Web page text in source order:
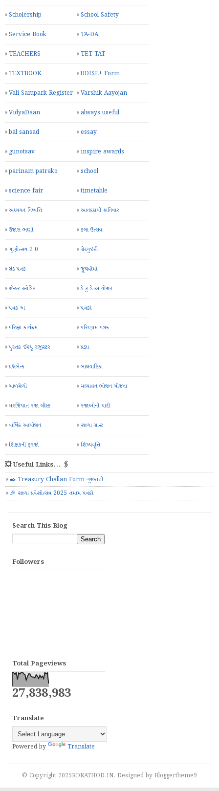
Scholership School Safety
Service Book TA-DA
TEACHERS TET-TAT
TEXTBOOK UDISE+ Form
Vali Sampark Register Varshik Aayojan
VidyaDaan always useful
bal sansad essay
gunotsav inspire awards
parinam patrako school
science fair timetable
અધ્યયન નિષ્પત્તિ આનંદદાયી શનિવાર
ઉજાસ ભણી કલા ઉત્સવ
ગુણોત્સવ 2.0 ગ્રેચ્યુઇટી
ગ્રેડ પત્રક જૂથવીમો
જેન્ડર ઓડિટ ડે ટુ ડે આયોજન
પત્રક-અ પત્રકો
પરિક્ષા કાર્યક્રમ પરિણામ પત્રક
પુસ્તક ઈશ્યુ રજીસ્ટર પ્રજ્ઞા
પ્રશ્નબેન્ક બાલવાટિકા
બાળમેળો મઘ્યાહન ભોજન યોજના
મરજિયાત રજા લીસ્ટ રજાઓની યાદી
વાર્ષિક આયોજન શાળા ગ્રાન્ટ
શિક્ષકની ફરજો શિષ્યવૃત્તિ
💥 Useful Links... 🖇️
✒️ Treasury Challan Form ગુજરાતી
🎉 શાળા પ્રવેશોત્સવ 2025 તમામ પત્રકો
Search This Blog
Followers
Total Pageviews
27,838,983
Translate
Powered by Translate
© Copyright 2025RDRATHOD.IN. Designed by Bloggertheme9